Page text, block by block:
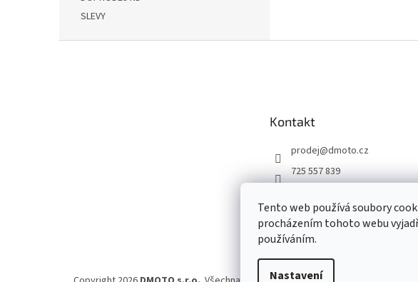
Tento web používá soubory
procházením tohoto webu
používáním.
Nastavení
SLEVY
Kontakt
prodej@dmoto.cz
725 557 839
dmoto.cz
YouTube DMOTO